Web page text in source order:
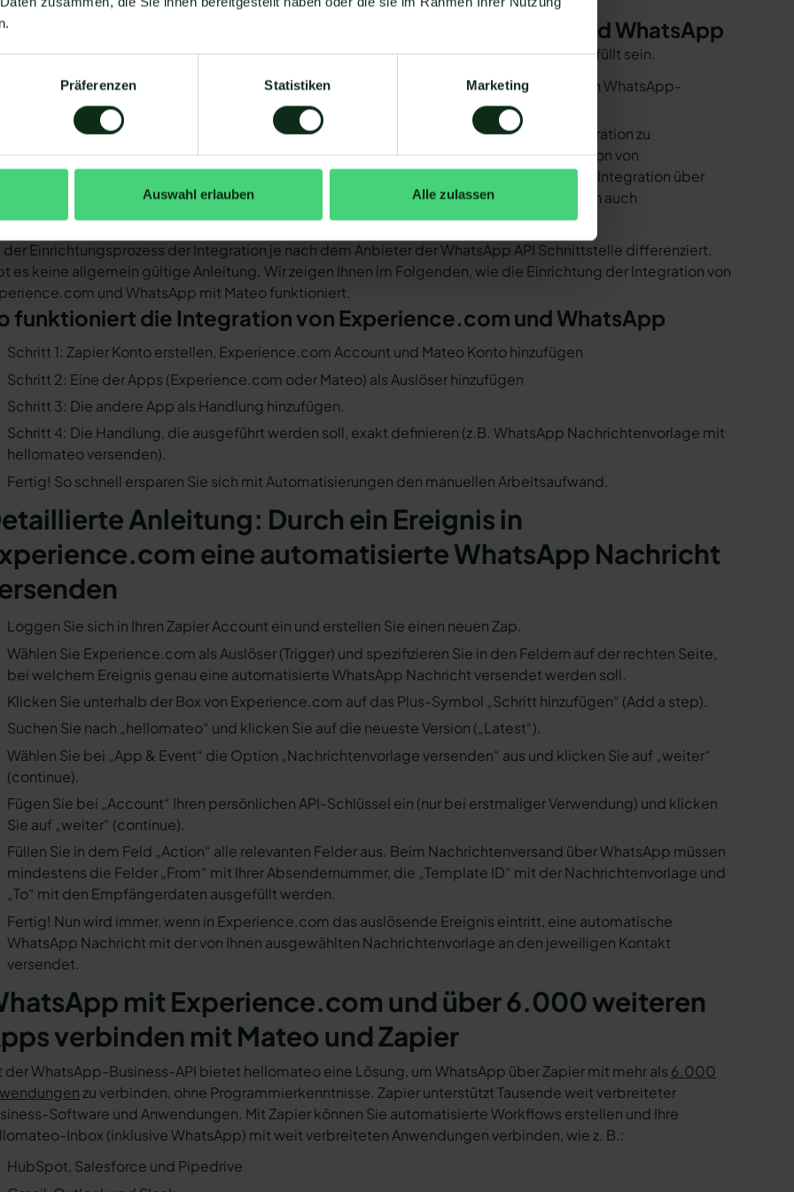
Präferenzen Statistiken Marketing
Auswahl erlauben Alle zulassen
für die Integration von Experience.com und WhatsApp
Experience.com mit WhatsApp verbinden zu können, müssen einige Voraussetzungen erfüllt sein.
Sie müssen WhatsApp über die WhatsApp-Business-API nutzen. Mit dem herkömmlichen WhatsApp-
Business-Messenger ist die Integration nicht möglich.
Ihr WhatsApp Business API Anbieter muss die nötige Software bereitstellen, um die Integration zu
ermöglichen. Längst nicht alle Anbieter der WhatsApp API sind in der Lage, eine Integration von
Experience.com und WhatsApp zu ermöglichen. Mit Mateo stehen Ihnen dank der Zapier Integration über
6.000 Apps zur Verfügung, die Sie mit WhatsApp verbinden können. Darunter ist natürlich auch
Experience.com !
der Einrichtungsprozess der Integration je nach dem Anbieter der WhatsApp API Schnittstelle differenziert,
es keine allgemein gültige Anleitung. Wir zeigen Ihnen im Folgenden, wie die Einrichtung der Integration von
und WhatsApp mit Mateo funktioniert.
funktioniert die Integration von Experience.com und WhatsApp
Schritt 1: Zapier Konto erstellen, Experience.com Account und Mateo Konto hinzufügen
Schritt 2: Eine der Apps (Experience.com oder Mateo) als Auslöser hinzufügen
Schritt 3: Die andere App als Handlung hinzufügen.
Schritt 4: Die Handlung, die ausgeführt werden soll, exakt definieren (z.B. WhatsApp Nachrichtenvorlage mit
hellomateo versenden).
Fertig! So schnell ersparen Sie sich mit Automatisierungen den manuellen Arbeitsaufwand.
Anleitung: Durch ein Ereignis in
eine automatisierte WhatsApp Nachricht
Loggen Sie sich in Ihren Zapier Account ein und erstellen Sie einen neuen Zap.
Wählen Sie Experience.com als Auslöser (Trigger) und spezifizieren Sie in den Feldern auf der rechten Seite,
bei welchem Ereignis genau eine automatisierte WhatsApp Nachricht versendet werden soll.
Klicken Sie unterhalb der Box von Experience.com auf das Plus-Symbol „Schritt hinzufügen“ (Add a step).
Suchen Sie nach „hellomateo“ und klicken Sie auf die neueste Version („Latest“).
Wählen Sie bei „App & Event“ die Option „Nachrichtenvorlage versenden“ aus und klicken Sie auf „weiter“
(continue).
Fügen Sie bei „Account“ Ihren persönlichen API-Schlüssel ein (nur bei erstmaliger Verwendung) und klicken
Sie auf „weiter“ (continue).
Füllen Sie in dem Feld „Action“ alle relevanten Felder aus. Beim Nachrichtenversand über WhatsApp müssen
mindestens die Felder „From“ mit Ihrer Absendernummer, die „Template ID“ mit der Nachrichtenvorlage und
„To“ mit den Empfängerdaten ausgefüllt werden.
Fertig! Nun wird immer, wenn in Experience.com das auslösende Ereignis eintritt, eine automatische
WhatsApp Nachricht mit der von Ihnen ausgewählten Nachrichtenvorlage an den jeweiligen Kontakt
versendet.
mit Experience.com und über 6.000 weiteren
verbinden mit Mateo und Zapier
der WhatsApp-Business-API bietet hellomateo eine Lösung, um WhatsApp über Zapier mit mehr als 6.000
zu verbinden, ohne Programmierkenntnisse. Zapier unterstützt Tausende weit verbreiteter
Software und Anwendungen. Mit Zapier können Sie automatisierte Workflows erstellen und Ihre
Inbox (inklusive WhatsApp) mit weit verbreiteten Anwendungen verbinden, wie z. B.:
HubSpot, Salesforce und Pipedrive